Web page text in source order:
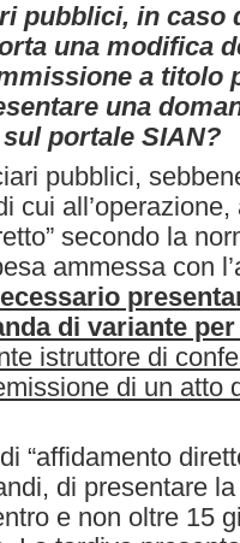
pubblici, in caso
una modifica
a titolo
una
portale SIAN?
pubblici,
cui
secondo la
ammessa con
di variante per
istruttore di
di un atto
“affidamento
di presentare
e non oltre 15